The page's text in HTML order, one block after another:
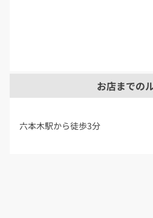
お店までの
六本木駅から徒歩3分